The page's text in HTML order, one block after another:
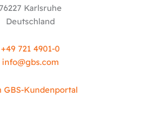
76227 Karlsruhe
Deutschland
+49 721 4901-0
info@gbs.com
GBS-Kundenportal